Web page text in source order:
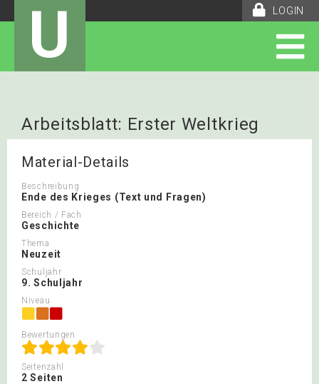
LOGIN
U
Arbeitsblatt: Erster Weltkrieg
Material-Details
Beschreibung
Ende des Krieges (Text und Fragen)
Bereich / Fach
Geschichte
Thema
Neuzeit
Schuljahr
9. Schuljahr
Niveau
Bewertungen
Seitenzahl
2 Seiten